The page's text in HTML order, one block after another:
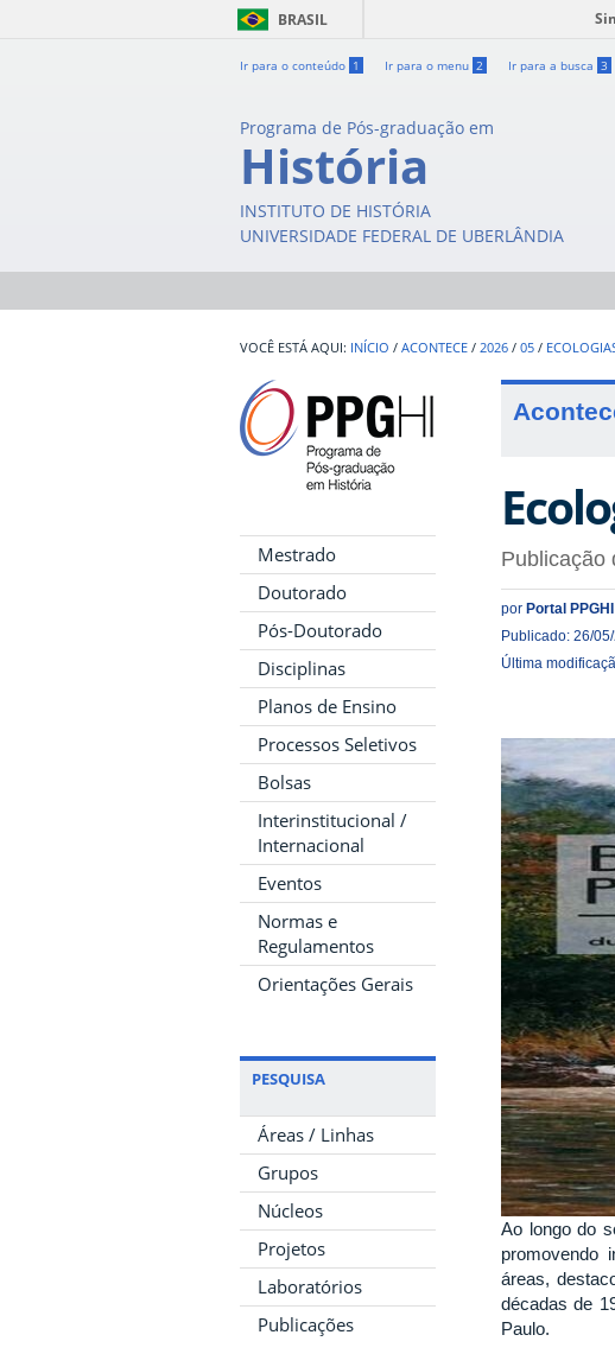
BRASIL
Ir para o conteúdo 1 Ir para o menu 2 Ir para a busca 3
Programa de Pós-graduação em
História
INSTITUTO DE HISTÓRIA
UNIVERSIDADE FEDERAL DE UBERLÂNDIA
INÍCIO / ACONTECE / 2026 / 05 /
Mestrado
Doutorado
Pós-Doutorado
Disciplinas
Planos de Ensino
Processos Seletivos
Bolsas
Interinstitucional /
Internacional
Eventos
Normas e
Regulamentos
Orientações Gerais
PESQUISA
Áreas / Linhas
Grupos
Núcleos
Projetos
Laboratórios
Publicações
Publicação
por Portal
Publicado: 26/
Última
Ao longo do
promovendo
áreas,
décadas de
Paulo.